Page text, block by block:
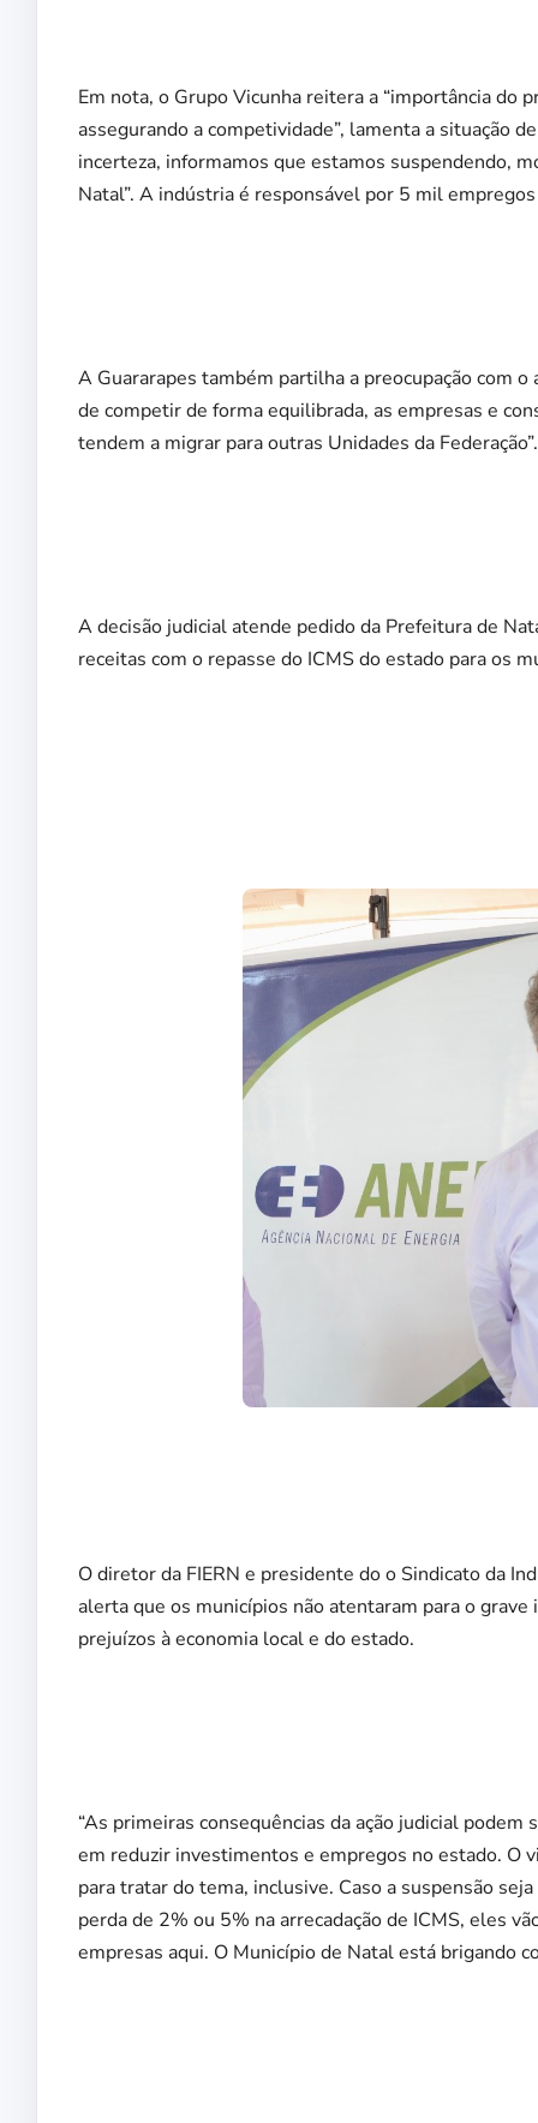
Em nota, o Grupo Vicunha reitera a “importância do
assegurando a competividade”, lamenta a situação
incerteza, informamos que estamos suspendendo,
Natal”. A indústria é responsável por 5 mil
A Guararapes também partilha a preocupação com
de competir de forma equilibrada, as empresas e
tendem a migrar para outras Unidades da
A decisão judicial atende pedido da Prefeitura de
receitas com o repasse do ICMS do estado para os
O diretor da FIERN e presidente do o Sindicato da
alerta que os municípios não atentaram para o
prejuízos à economia local e do estado.
“As primeiras consequências da ação judicial
em reduzir investimentos e empregos no estado. O
para tratar do tema, inclusive. Caso a suspensão
perda de 2% ou 5% na arrecadação de ICMS, eles
empresas aqui. O Município de Natal está brigando